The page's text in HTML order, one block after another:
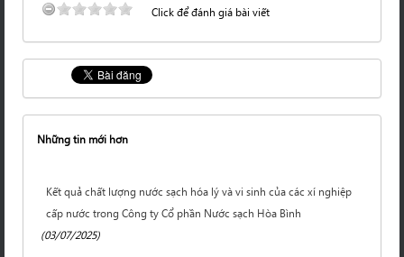
Click để đánh giá bài viết
Những tin mới hơn
Kết quả chất lượng nước sạch hóa lý và vi sinh của các xí nghiệp
cấp nước trong Công ty Cổ phần Nước sạch Hòa Bình
(03/07/2025)